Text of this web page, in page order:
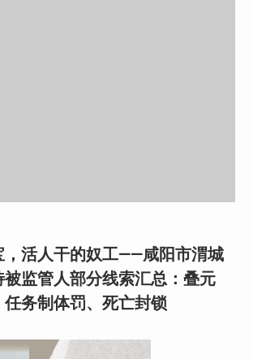
，活人干的奴工——咸阳市渭城
被监管人部分线索汇总：叠元
务制体罚、死亡封锁